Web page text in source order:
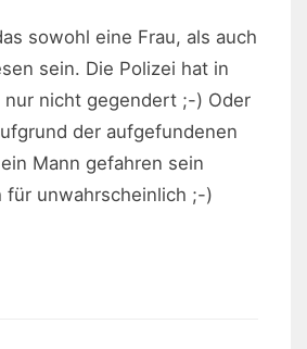
sowohl eine Frau, als auch
sein. Die Polizei hat in
nicht gegendert ;-) Oder
der aufgefundenen
Mann gefahren sein
für unwahrscheinlich ;-)